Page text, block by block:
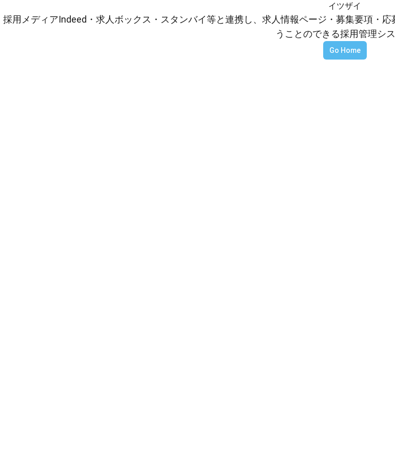
イツザイ
採用メディアIndeed・求人ボックス・スタンバイ等と連携し、求人情報ページ・募集要項・
うことのできる採用管理シ
Go Home